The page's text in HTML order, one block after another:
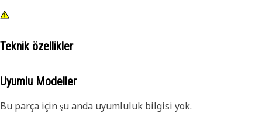
Teknik özellikler
Uyumlu Modeller
Bu parça için şu anda uyumluluk bilgisi yok.